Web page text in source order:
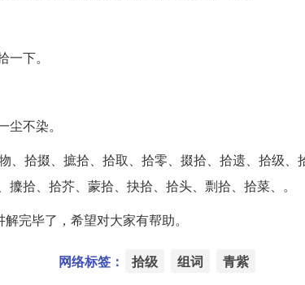
下。
不染。
、拾掇、摭拾、拾取、拾零、掇拾、拾遗、拾级、
拾、拾芥、蒙拾、抉拾、拾头、剽拾、拾菜、。
完毕了，希望对大家有帮助。
网络标签： 拾级 组词 青紫